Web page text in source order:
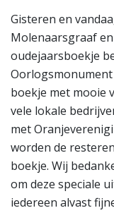
Gisteren en
Molenaarsgraaf
oudejaarsboekje
boekje met mooie
vele lokale
met
worden de
boekje. Wij
om deze speciale
iedereen alvast